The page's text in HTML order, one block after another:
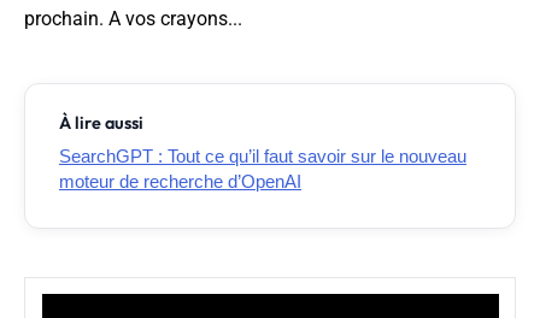
prochain. A vos crayons...
À lire aussi
SearchGPT : Tout ce qu’il faut savoir sur le nouveau
moteur de recherche d’OpenAI